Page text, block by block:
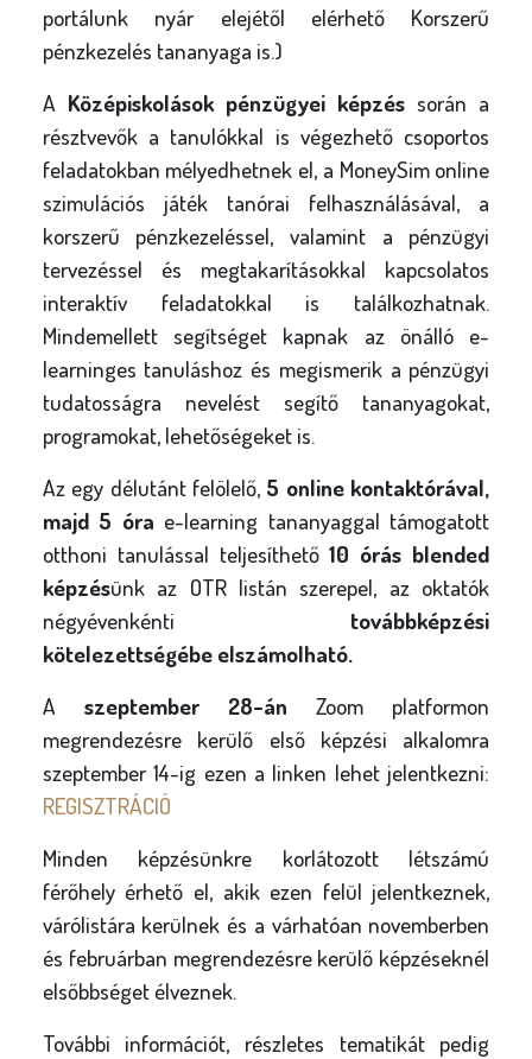
portálunk nyár elejétől elérhető Korszerű
pénzkezelés tananyaga is.)
A Középiskolások pénzügyei képzés során a
résztvevők a tanulókkal is végezhető csoportos
feladatokban mélyedhetnek el, a MoneySim online
szimulációs játék tanórai felhasználásával, a
korszerű pénzkezeléssel, valamint a pénzügyi
tervezéssel és megtakarításokkal kapcsolatos
interaktív feladatokkal is találkozhatnak.
Mindemellett segítséget kapnak az önálló e-
learninges tanuláshoz és megismerik a pénzügyi
tudatosságra nevelést segítő tananyagokat,
programokat, lehetőségeket is.
Az egy délutánt felölelő, 5 online kontaktórával,
majd 5 óra e-learning tananyaggal támogatott
otthoni tanulással teljesíthető10 órás blended
képzésünk az OTR listán szerepel, az oktatók
négyévenkénti továbbképzési
kötelezettségébe elszámolható.
A szeptember 28-ánZoom platformon
megrendezésre kerülő első képzési alkalomra
szeptember 14-ig ezen a linken lehet jelentkezni:
REGISZTRÁCIÓ
Minden képzésünkre korlátozott létszámú
férőhely érhető el, akik ezen felül jelentkeznek,
várólistára kerülnek és a várhatóan novemberben
és februárban megrendezésre kerülő képzéseknél
elsőbbséget élveznek.
További információt, részletes tematikát pedig